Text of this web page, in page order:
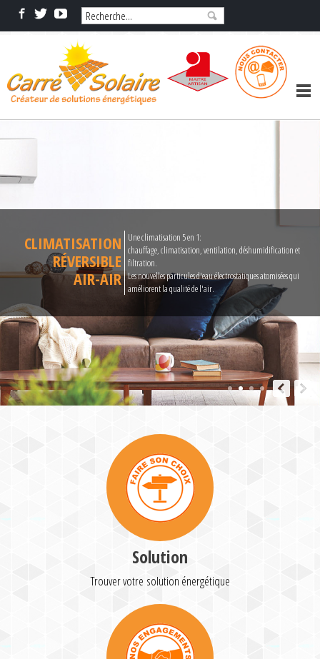
CLIMATISATION
RÉVERSIBLE
AIR-AIR
Une climatisation 5 en 1:
chauffage, climatisation, ventilation, déshumidification et
filtration.
Les nouvelles particules d'eau électrostatiques atomisées qui
améliorent la qualité de l'air.
Solution
Trouver votre solution énergétique